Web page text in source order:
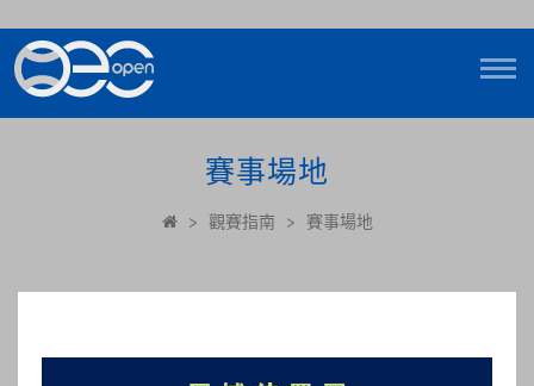
賽事場地
> 觀賽指南 > 賽事場地